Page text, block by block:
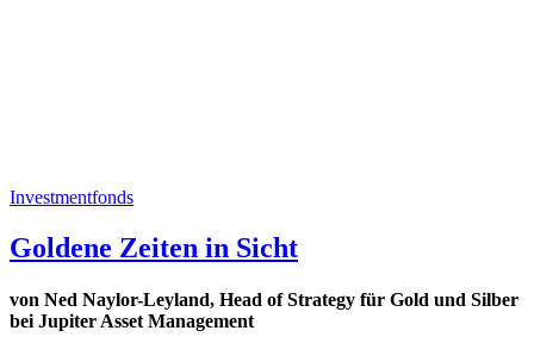
Investmentfonds
Goldene Zeiten in Sicht
von Ned Naylor-Leyland, Head of Strategy für Gold und Silber
bei Jupiter Asset Management